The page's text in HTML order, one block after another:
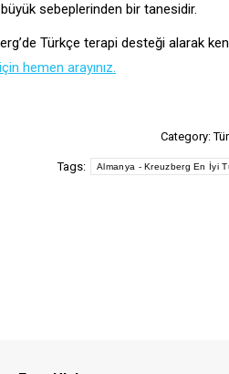
sebeplerinden bir tanesidir.
Türkçe terapi desteği alarak
hemen arayınız.
Category:
Tags: Almanya - Kreuzberg En İyi